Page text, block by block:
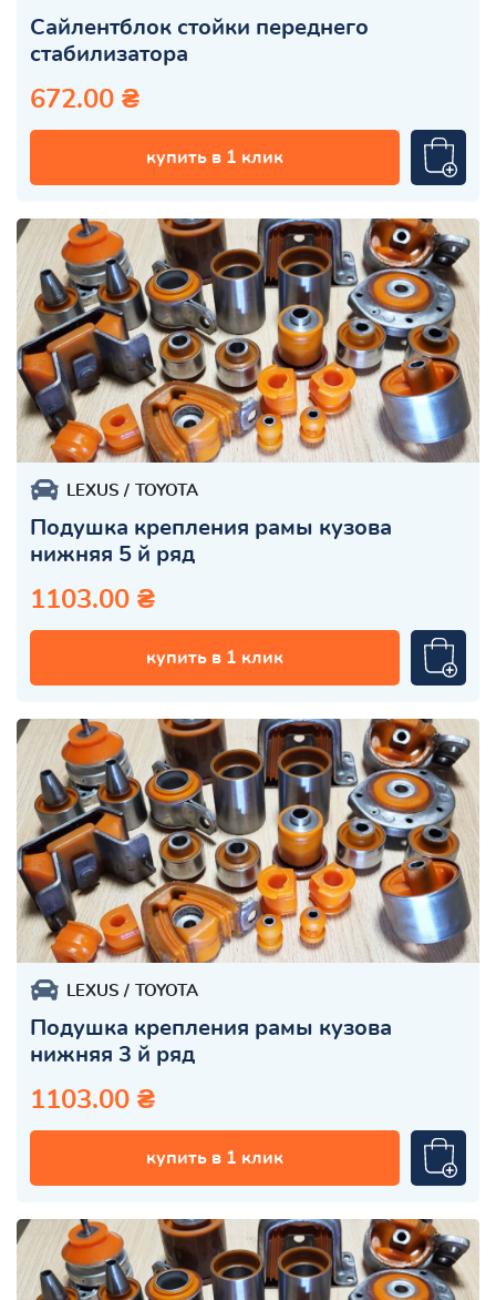
Сайлентблок стойки переднего
стабилизатора
672.00 ₴
купить в 1 клик
LEXUS TOYOTA
Подушка крепления рамы кузова
нижняя 5 й ряд
1103.00 ₴
купить в 1 клик
LEXUS TOYOTA
Подушка крепления рамы кузова
нижняя 3 й ряд
1103.00 ₴
купить в 1 клик